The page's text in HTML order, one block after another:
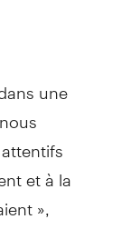
une
et à la
»,